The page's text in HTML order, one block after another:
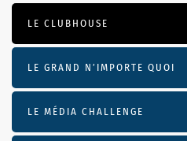
LE CLUBHOUSE
LE GRAND N’IMPORTE QUOI
LE MÉDIA CHALLENGE